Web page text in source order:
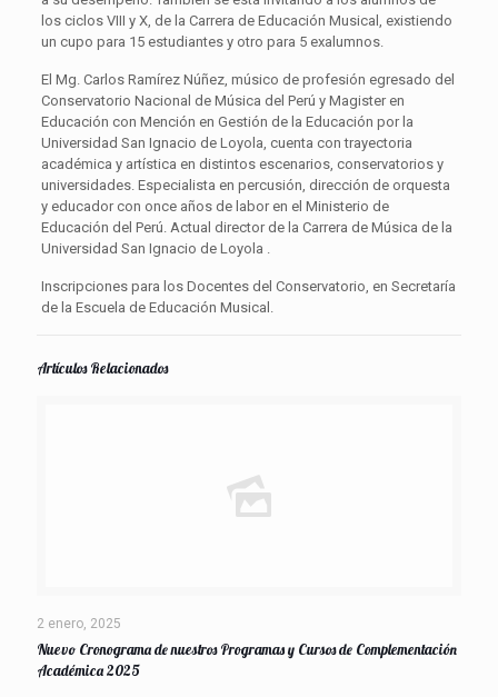
los ciclos VIII y X, de la Carrera de Educación Musical, existiendo
un cupo para 15 estudiantes y otro para 5 exalumnos.
El Mg. Carlos Ramírez Núñez, músico de profesión egresado del
Conservatorio Nacional de Música del Perú y Magister en
Educación con Mención en Gestión de la Educación por la
Universidad San Ignacio de Loyola, cuenta con trayectoria
académica y artística en distintos escenarios, conservatorios y
universidades. Especialista en percusión, dirección de orquesta
y educador con once años de labor en el Ministerio de
Educación del Perú. Actual director de la Carrera de Música de la
Universidad San Ignacio de Loyola .
Inscripciones para los Docentes del Conservatorio, en Secretaría
de la Escuela de Educación Musical.
Artículos Relacionados
2 enero, 2025
Nuevo Cronograma de nuestros Programas y Cursos de Complementación
Académica 2025